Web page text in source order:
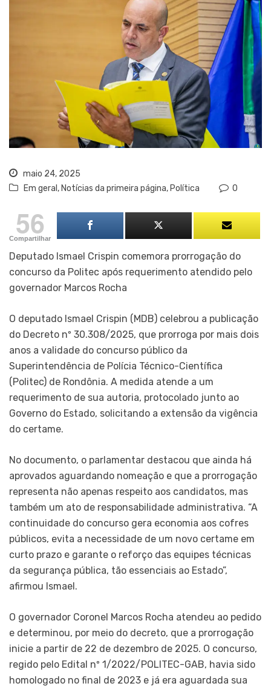
maio 24, 2025
Em geral , Notícias da primeira página, Política 0
56
Compartilhar
Deputado Ismael Crispin comemora prorrogação do
concurso da Politec após requerimento atendido pelo
governador Marcos Rocha
O deputado Ismael Crispin (MDB) celebrou a publicação
do Decreto nº 30.308/2025, que prorroga por mais dois
anos a validade do concurso público da
Superintendência de Polícia Técnico-Científica
(Politec) de Rondônia. A medida atende a um
requerimento de sua autoria, protocolado junto ao
Governo do Estado, solicitando a extensão da vigência
do certame.
No documento, o parlamentar destacou que ainda há
aprovados aguardando nomeação e que a prorrogação
representa não apenas respeito aos candidatos, mas
também um ato de responsabilidade administrativa. “A
continuidade do concurso gera economia aos cofres
públicos, evita a necessidade de um novo certame em
curto prazo e garante o reforço das equipes técnicas
da segurança pública, tão essenciais ao Estado”,
afirmou Ismael.
O governador Coronel Marcos Rocha atendeu ao pedido
e determinou, por meio do decreto, que a prorrogação
inicie a partir de 22 de dezembro de 2025. O concurso,
regido pelo Edital nº 1/2022/POLITEC-GAB, havia sido
homologado no final de 2023 e já era aguardada sua